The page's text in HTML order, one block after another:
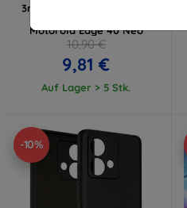
3mk HardGlass Max Black
Motorola Edge 40 Neo
10,90 €
9,81 €
Auf Lager > 5 Stk.
-10%